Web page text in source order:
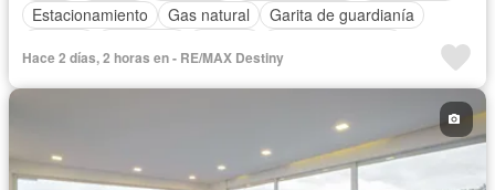
Estacionamiento
Gas natural
Garita de guardianía
Parcialmente amoblado
Hace 2 días, 2 horas en - RE/MAX Destiny